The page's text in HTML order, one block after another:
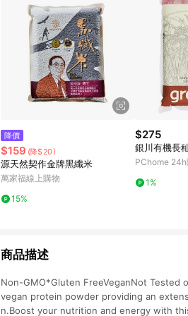
降價
$159 (降$20)
源天然契作金牌黑纖米
萬家福線上購物
15%
$275
銀川有機長
PChome 24h
1%
商品描述
Non-GMO*Gluten FreeVeganNot Tested
vegan protein powder providing an
n.Boost your nutrition and energy with